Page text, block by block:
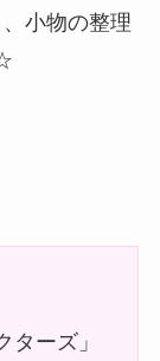
小物の整理
ターズ」